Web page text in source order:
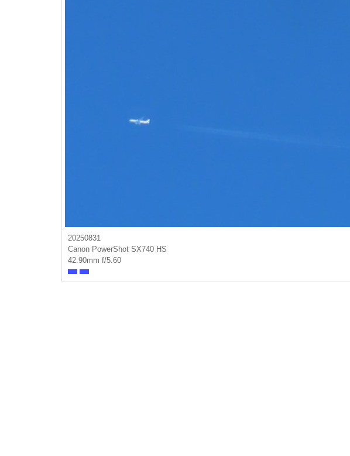
20250831
Canon PowerShot SX740 HS
42.90mm f/5.60